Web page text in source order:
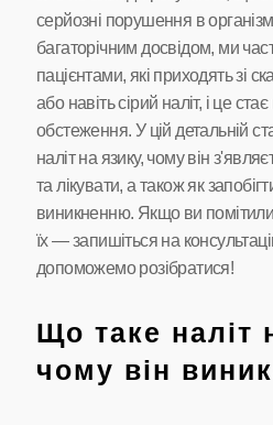
серйозні порушення в
багаторічним досвідом, ми
пацієнтами, які приходять зі
або навіть сірий наліт, і це
обстеження. У цій детальній
наліт на язику, чому він
та лікувати, а також як
виникненню. Якщо ви помітили
їх — запишіться на
допоможемо розібратися!
Що таке наліт
чому він